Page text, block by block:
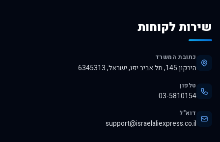
שירות לקוחות
כתובת המשרד
הירקון 145, תל אביב יפו, ישראל, 6345313
טלפון
03-5810154
דוא"ל
support@israelaliexpress.co.il